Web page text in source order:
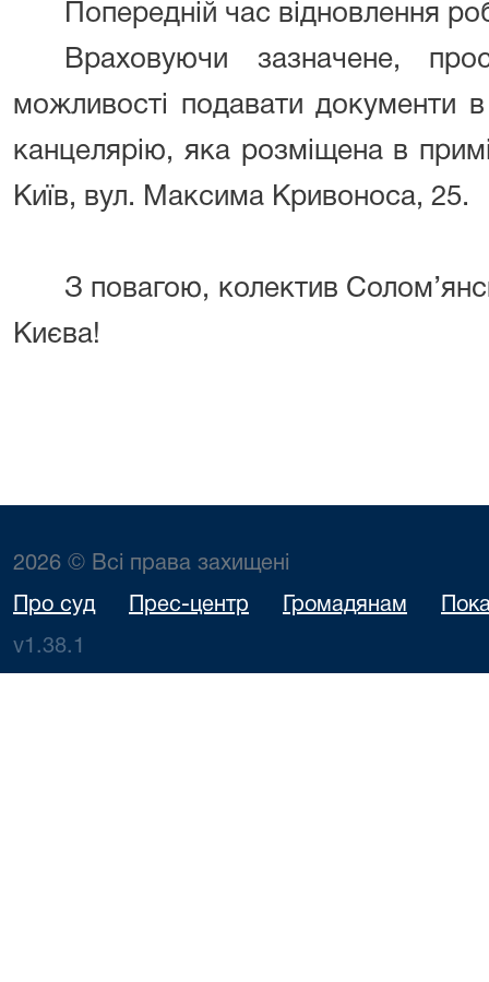
Попередній час відновлення
Враховуючи зазначене,
можливості подавати документи
канцелярію, яка розміщена в
Київ, вул. Максима Кривоноса, 25.
З повагою, колектив
Києва!
2026 © Всі права захищені
Про суд Прес-центр Громадянам
v1.38.1